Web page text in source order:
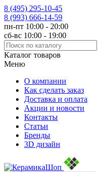
8 (495) 295-10-45
8 (993) 666-14-59
пн-пт 10:00 - 20:00
сб-вс 10:00 - 19:00
Каталог товаров
Меню
О компании
Как сделать заказ
Доставка и оплата
Акции и новости
Контакты
Статьи
Бренды
3D дизайн